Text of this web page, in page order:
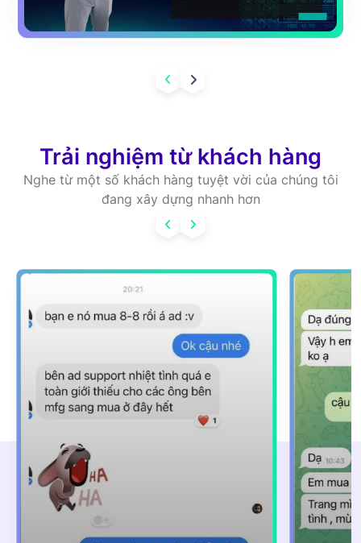
Trải nghiệm từ khách hàng
Nghe từ một số khách hàng tuyệt vời của chúng tôi
đang xây dựng nhanh hơn